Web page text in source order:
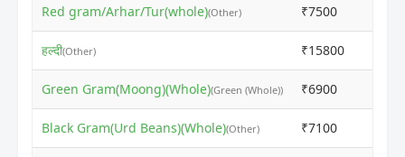
Red gram/Arhar/Tur(whole)(Other) ₹7500
हल्दी(Other) ₹15800
Green Gram(Moong)(Whole)(Green (Whole)) ₹6900
Black Gram(Urd Beans)(Whole)(Other) ₹7100